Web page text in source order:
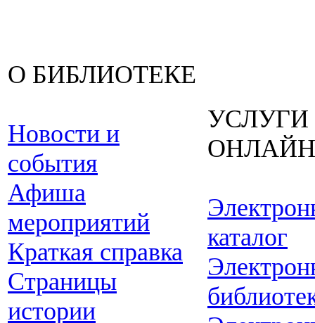
О БИБЛИОТЕКЕ
Новости и
события
Афиша
мероприятий
Краткая справка
Страницы
истории
УСЛУГИ
ОНЛАЙН
каталог